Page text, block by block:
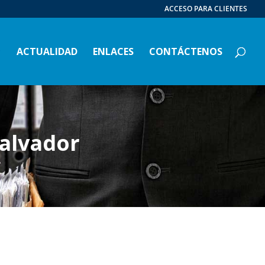
ACCESO PARA CLIENTES
ACTUALIDAD ENLACES CONTÁCTENOS